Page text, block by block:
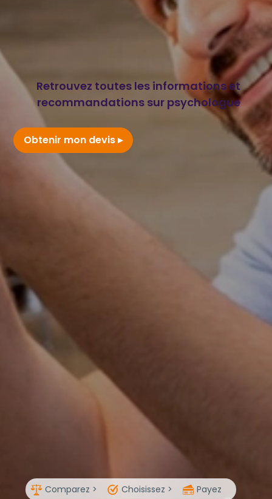
Retrouvez toutes les informations et
recommandations sur psychologue
Obtenir mon devis
Comparez > Choisissez > Payez